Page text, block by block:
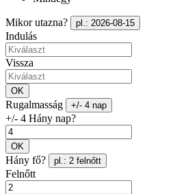
Mikor utazna? pl.: 2026-08-15
Indulás
Vissza
OK
Rugalmasság +/- 4 nap
+/- 4 Hány nap?
OK
Hány fő? pl.: 2 felnőtt
Felnőtt